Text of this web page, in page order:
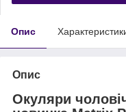
Опис
Опис
Окуляри